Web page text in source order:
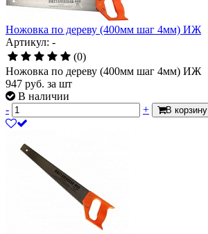
Ножовка по дереву (400мм шаг 4мм) ИЖ
Артикул: -
(0)
Ножовка по дереву (400мм шаг 4мм) ИЖ
947 руб. за шт
В наличии
-
+ В корзину